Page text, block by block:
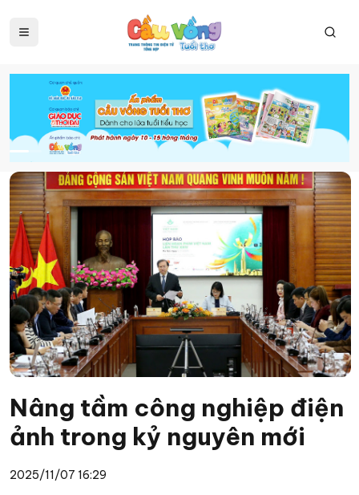
Nâng tầm công nghiệp điện
ảnh trong kỷ nguyên mới
2025/11/07 16:29